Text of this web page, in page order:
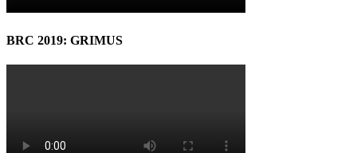
BRC 2019: GRIMUS